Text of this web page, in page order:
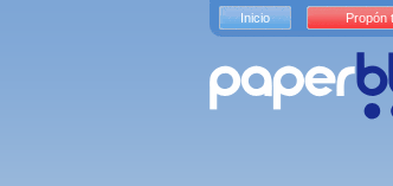
Inicio Propón